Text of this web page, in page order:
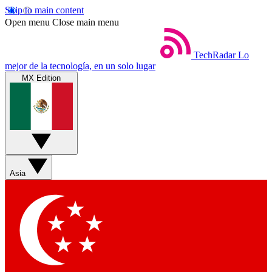
Skip to main content
Open menu Close main menu
TechRadar Lo
mejor de la tecnología, en un solo lugar
MX Edition
Asia